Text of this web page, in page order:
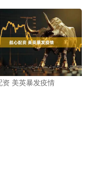
资 美英暴发疫情